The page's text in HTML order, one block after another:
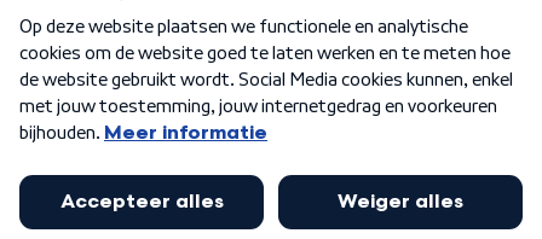
Algemene voorwaarden